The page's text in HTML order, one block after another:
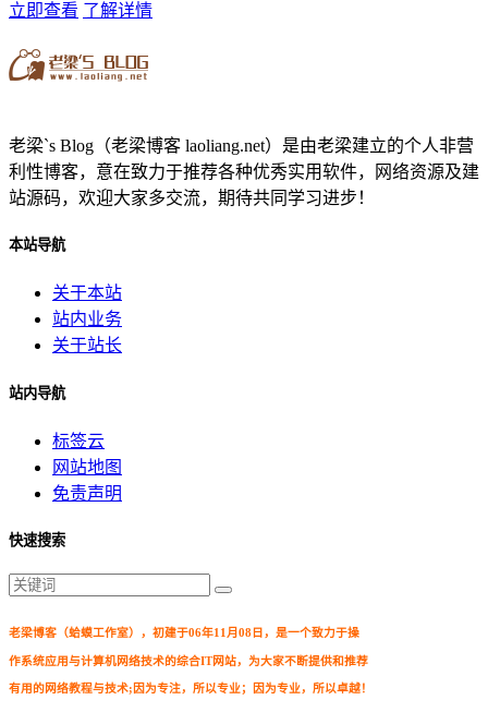
立即查看 了解详情
老梁`s Blog（老梁博客 laoliang.net）是由老梁建立的个人非营
利性博客，意在致力于推荐各种优秀实用软件，网络资源及建
站源码，欢迎大家多交流，期待共同学习进步！
本站导航
关于本站
站内业务
关于站长
站内导航
标签云
网站地图
免责声明
快速搜索
老梁博客（蛤蟆工作室），初建于06年11月08日，是一个致力于操
作系统应用与计算机网络技术的综合IT网站，为大家不断提供和推荐
有用的网络教程与技术;因为专注，所以专业；因为专业，所以卓越！